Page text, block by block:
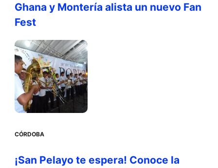
Ghana y Montería alista un nuevo Fan
Fest
CÓRDOBA
¡San Pelayo te espera! Conoce la